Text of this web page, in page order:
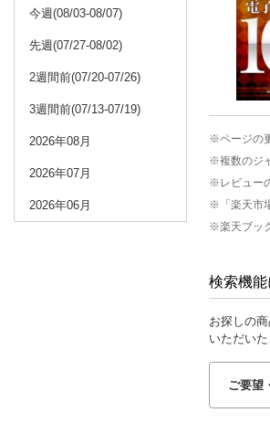
今週(08/03-08/07)
先週(07/27-08/02)
2週間前(07/20-07/26)
3週間前(07/13-07/19)
2026年08月
2026年07月
2026年06月
※ページの
※複数のジ
※レビュー
※「楽天市
※楽天ブッ
検索機
お探しの
いただい
ご要望